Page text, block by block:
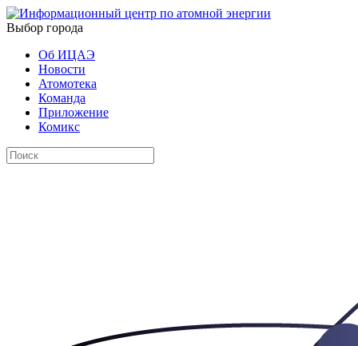
Выбор города
Об ИЦАЭ
Новости
Атомотека
Команда
Приложение
Комикс